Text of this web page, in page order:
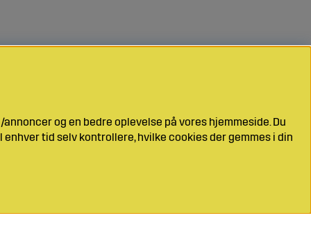
og en bedre oplevelse på vores hjemmeside. Du
tid selv kontrollere, hvilke cookies der gemmes i din